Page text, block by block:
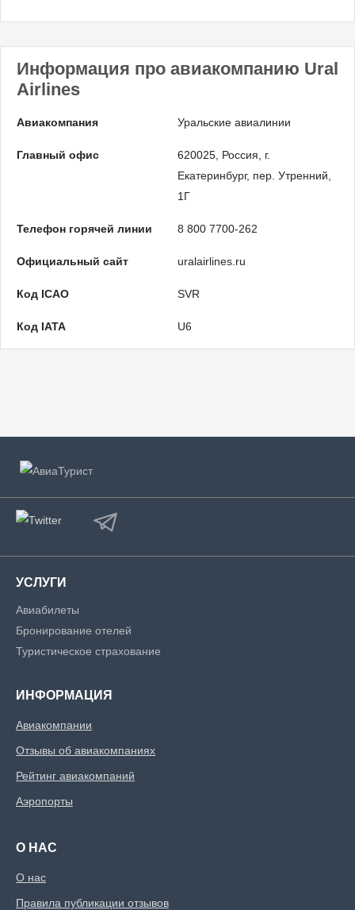
Информация про авиакомпанию Ural
Airlines
Авиакомпания Уральские авиалинии
Главный офис
620025, Россия, г.
Екатеринбург, пер. Утренний,
1Г
Телефон горячей линии 8 800 7700-262
Официальный сайт uralairlines.ru
Код ICAO SVR
Код IATA U6
УСЛУГИ
Авиабилеты
Бронирование отелей
Туристическое страхование
ИНФОРМАЦИЯ
Авиакомпании
Отзывы об авиакомпаниях
Рейтинг авиакомпаний
Аэропорты
О НАС
О нас
Правила публикации отзывов